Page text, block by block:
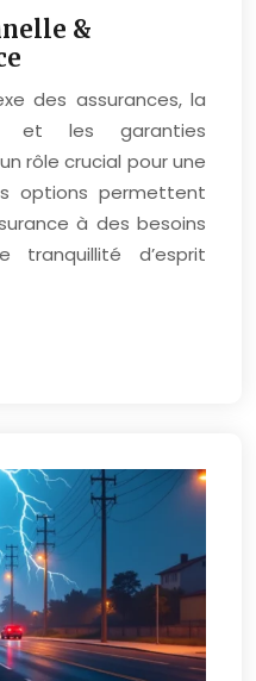
&
des assurances, la
et les garanties
rôle crucial pour une
options permettent
à des besoins
tranquillité d’esprit